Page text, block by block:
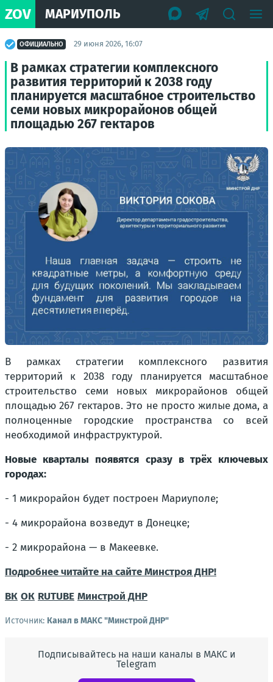
ZOV МАРИУПОЛЬ
ОФИЦИАЛЬНО 29 июня 2026, 16:07
В рамках стратегии комплексного
развития территорий к 2038 году
планируется масштабное строительство
семи новых микрорайонов общей
площадью 267 гектаров
В рамках стратегии комплексного развития
территорий к 2038 году планируется масштабное
строительство семи новых микрорайонов общей
площадью 267 гектаров. Это не просто жилые дома, а
полноценные городские пространства со всей
необходимой инфраструктурой.
Новые кварталы появятся сразу в трёх ключевых
городах:
- 1 микрорайон будет построен Мариуполе;
- 4 микрорайона возведут в Донецке;
- 2 микрорайона — в Макеевке.
Подробнее читайте на сайте Минстроя ДНР!
ВК ОК RUTUBE Минстрой ДНР
Источник: Канал в МАКС "Минстрой ДНР"
Подписывайтесь на наши каналы в МАКС и
Telegram